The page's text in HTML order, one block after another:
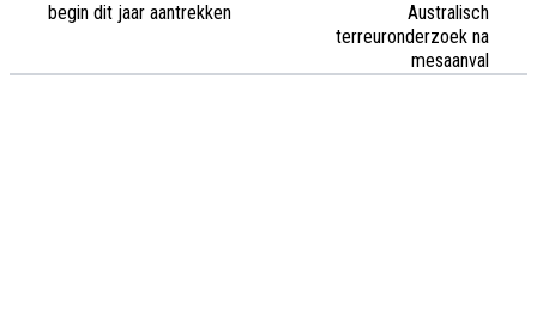
begin dit jaar aantrekken
Australisch
terreuronderzoek na
mesaanval